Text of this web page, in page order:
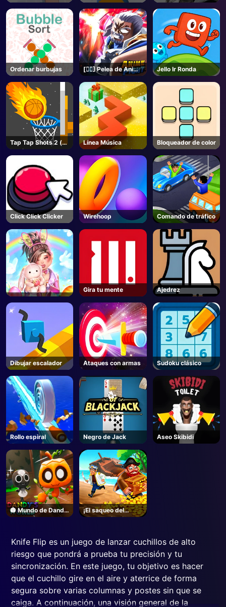
Ordenar burbujas
[🏴‍☠️] Pelea de Anime
- Roblox
Jello Ir Ronda
Tap Tap Shots 2 (en
inglés)
Línea Música Bloqueador de color
Click Click Clicker Wirehoop Comando de tráfico
Gira tu mente Ajedrez
Dibujar escalador Ataques con armas Sudoku clásico
Rollo espiral Negro de Jack Aseo Skibidi
🎃 Mundo de Dandy
- Unblocked Online
¡El saqueo del
pirata! ¡Sí! ¡Sí!
Knife Flip es un juego de lanzar cuchillos de alto
riesgo que pondrá a prueba tu precisión y tu
sincronización. En este juego, tu objetivo es hacer
que el cuchillo gire en el aire y aterrice de forma
segura sobre varias columnas y postes sin que se
caiga. A continuación, una visión general de la